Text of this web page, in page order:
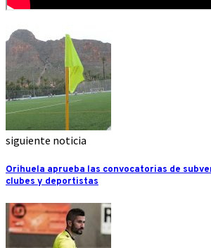
siguiente noticia
Orihuela aprueba las convocatorias de
clubes y deportistas